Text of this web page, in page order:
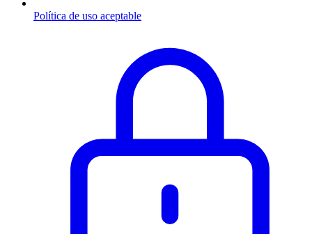
Política de uso aceptable